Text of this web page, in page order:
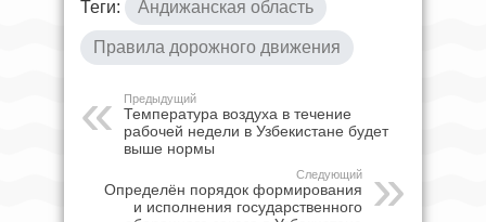
Теги: Андижанская область
Правила дорожного движения
Предыдущий
Температура воздуха в течение
рабочей недели в Узбекистане будет
выше нормы
Следующий
Определён порядок формирования
и исполнения государственного